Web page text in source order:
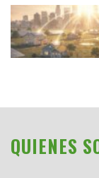
QUIENES